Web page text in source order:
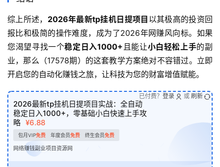
综上所述， 2026年最新tp挂机日提项目 以其极高的投资回
报比和极简的操作难度，成为了2026年网赚风向标。如果
您渴望寻找一个稳定日入1000+且能让小白轻松上手的副
业，那么（17578期）的这套教学方案绝对不容错过。立即
开启您的自动化赚钱之旅，让科技为您的财富增值赋能。
2026最新tp挂机日提项目实战：全自动
稳定日入1000+，零基础小白快速上手攻
略 ¥6.88
包月VIP免费 年度会员免费 终生会员免费
网络赚钱副业项目资源网
已付费？ 登录 或 刷新